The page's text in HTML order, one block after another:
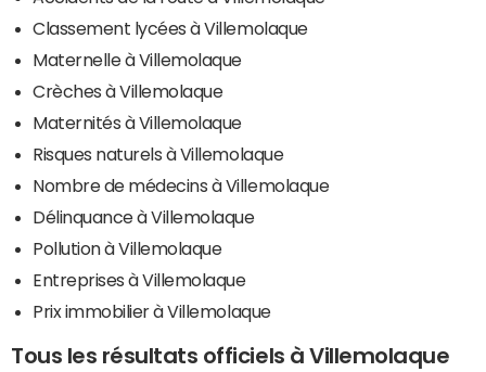
Classement lycées à Villemolaque
Maternelle à Villemolaque
Crèches à Villemolaque
Maternités à Villemolaque
Risques naturels à Villemolaque
Nombre de médecins à Villemolaque
Délinquance à Villemolaque
Pollution à Villemolaque
Entreprises à Villemolaque
Prix immobilier à Villemolaque
Tous les résultats officiels à Villemolaque